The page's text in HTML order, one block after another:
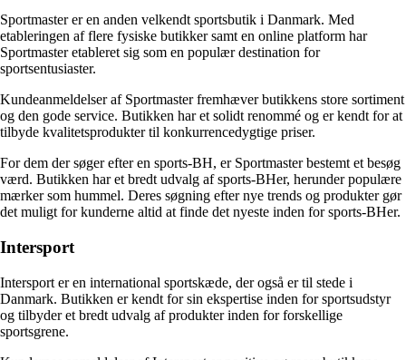
Sportmaster er en anden velkendt sportsbutik i Danmark. Med
etableringen af flere fysiske butikker samt en online platform har
Sportmaster etableret sig som en populær destination for
sportsentusiaster.
Kundeanmeldelser af Sportmaster fremhæver butikkens store sortiment
og den gode service. Butikken har et solidt renommé og er kendt for at
tilbyde kvalitetsprodukter til konkurrencedygtige priser.
For dem der søger efter en sports-BH, er Sportmaster bestemt et besøg
værd. Butikken har et bredt udvalg af sports-BHer, herunder populære
mærker som hummel. Deres søgning efter nye trends og produkter gør
det muligt for kunderne altid at finde det nyeste inden for sports-BHer.
Intersport
Intersport er en international sportskæde, der også er til stede i
Danmark. Butikken er kendt for sin ekspertise inden for sportsudstyr
og tilbyder et bredt udvalg af produkter inden for forskellige
sportsgrene.